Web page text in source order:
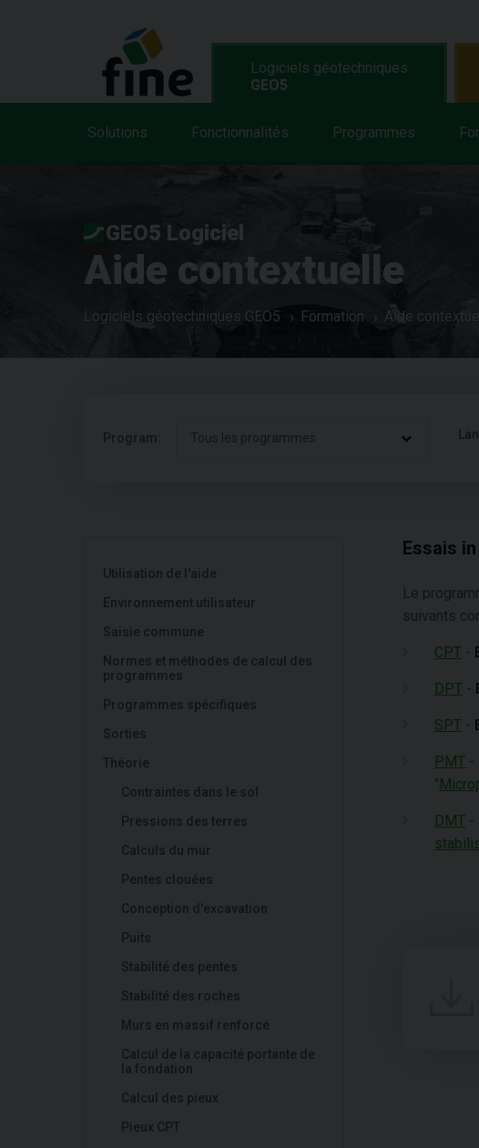
Logiciels géotechniques
GEO5
Solutions Fonctionnalités Programmes
GEO5 Logiciel
Aide contextuelle
Logiciels géotechniques GEO5 Formation Aide
Program: Tous les programmes
Utilisation de l'aide
Environnement utilisateur
Saisie commune
Normes et méthodes de calcul des
programmes
Programmes spécifiques
Sorties
Théorie
Contraintes dans le sol
Pressions des terres
Calculs du mur
Pentes clouées
Conception d'excavation
Puits
Stabilité des pentes
Stabilité des roches
Murs en massif renforcé
Calcul de la capacité portante de
la fondation
Calcul des pieux
Pieux CPT
Essais
Le
suivants
CPT -
DPT -
SPT -
PMT -
"
DMT -